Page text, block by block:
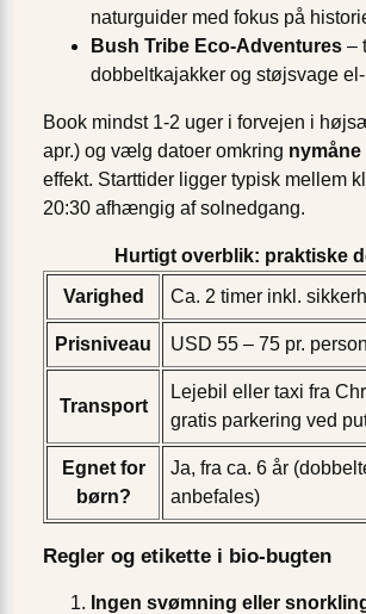
naturguider med fokus på
Bush Tribe Eco-Adventures –
dobbeltkajakker og støjsvage
Book mindst 1-2 uger i forvejen i
apr.) og vælg datoer omkring nymåne
effekt. Starttider ligger typisk mellem
20:30 afhængig af solnedgang.
Hurtigt overblik: praktiske
Varighed
Ca. 2 timer inkl.
Prisniveau USD 55 – 75 pr. person
Transport
Lejebil eller taxi fra
gratis parkering ved
Egnet for
børn?
Ja, fra ca. 6 år
anbefales)
Regler og etikette i bio-bugten
Ingen svømning eller